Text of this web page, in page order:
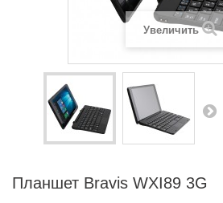
Увеличить
Планшет Bravis WXI89 3G